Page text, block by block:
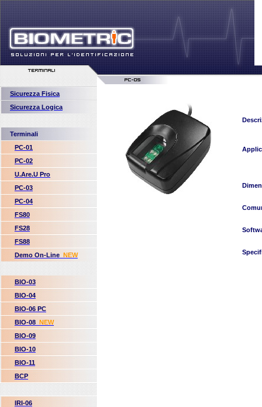
Sicurezza Fisica
Sicurezza Logica
Terminali
PC-01
PC-02
U.Are.U Pro
PC-03
PC-04
FS80
FS28
FS88
Demo On-LineNEW
BIO-03
BIO-04
BIO-06 PC
BIO-08NEW
BIO-09
BIO-10
BIO-11
BCP
IRI-06